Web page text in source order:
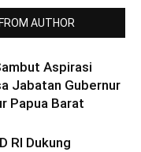
AUTHOR
Aspirasi
Jabatan Gubernur
Papua Barat
RI Dukung